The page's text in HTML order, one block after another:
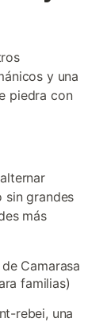
y una
piedra con
sin grandes
más
Camarasa
familias)
rebei, una